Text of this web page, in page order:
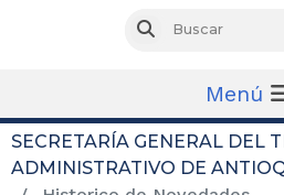
Buscar
Menú
SECRETARÍA GENERAL DEL
ADMINISTRATIVO DE